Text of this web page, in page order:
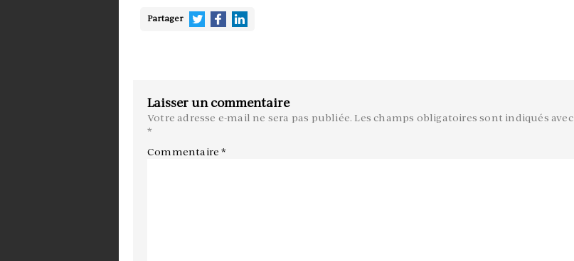
Partager
Laisser un commentaire
Votre adresse e-mail ne sera pas publiée. Les champs obligatoires sont indiqués avec
*
Commentaire*